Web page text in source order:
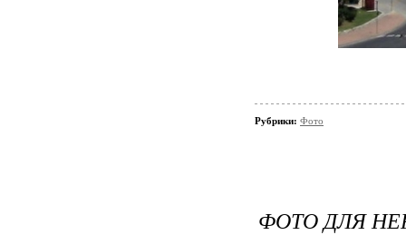
Рубрики: Фото
ФОТО ДЛЯ